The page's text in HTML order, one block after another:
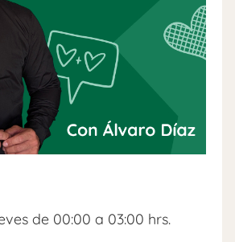
de 00:00 a 03:00 hrs.